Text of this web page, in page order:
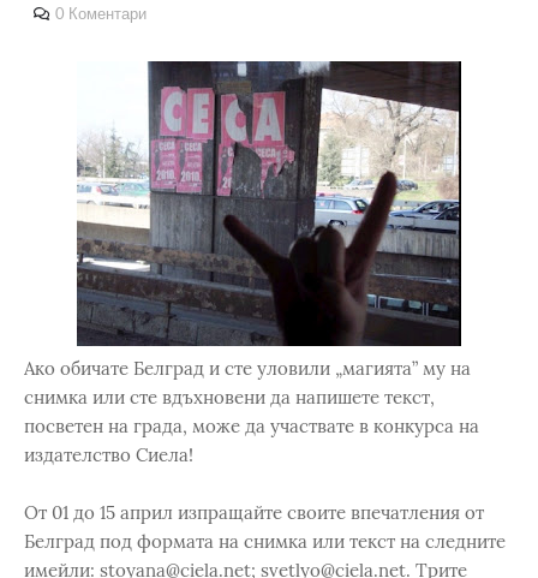
0 Коментари
Ако обичате Белград и сте уловили „магията” му на
снимка или сте вдъхновени да напишете текст,
посветен на града, може да участвате в конкурса на
издателство Сиела!
От 01 до 15 април изпращайте своите впечатления от
Белград под формата на снимка или текст на следните
имейли: stoyana@ciela.net; svetlyo@ciela.net. Трите